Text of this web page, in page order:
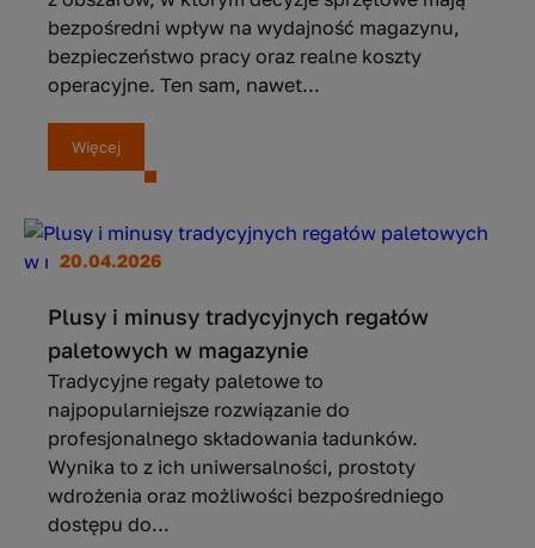
bezpośredni wpływ na wydajność magazynu,
bezpieczeństwo pracy oraz realne koszty
operacyjne. Ten sam, nawet...
Więcej
20.04.2026
Plusy i minusy tradycyjnych regałów
paletowych w magazynie
Tradycyjne regały paletowe to
najpopularniejsze rozwiązanie do
profesjonalnego składowania ładunków.
Wynika to z ich uniwersalności, prostoty
wdrożenia oraz możliwości bezpośredniego
dostępu do...